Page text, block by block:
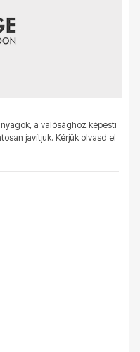
a valósághoz képesti
javítjuk. Kérjük olvasd el